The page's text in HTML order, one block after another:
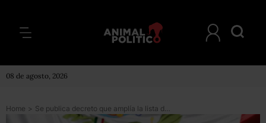
08 de agosto, 2026
Home > Se publica decreto que amplía la lista de delitos para juzgar al presidente